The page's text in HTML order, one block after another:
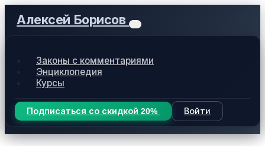
Алексей Борисов
Законы с комментариями
Энциклопедия
Курсы
Подписаться со скидкой 20% Войти